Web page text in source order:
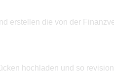
erstellen die von der
hochladen und so